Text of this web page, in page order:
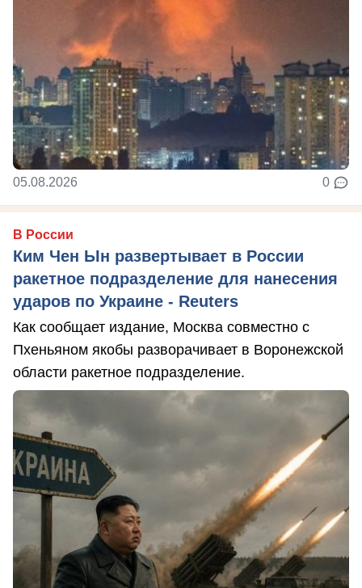
05.08.2026 0
В России
Ким Чен Ын развертывает в России
ракетное подразделение для нанесения
ударов по Украине - Reuters
Как сообщает издание, Москва совместно с
Пхеньяном якобы разворачивает в Воронежской
области ракетное подразделение.